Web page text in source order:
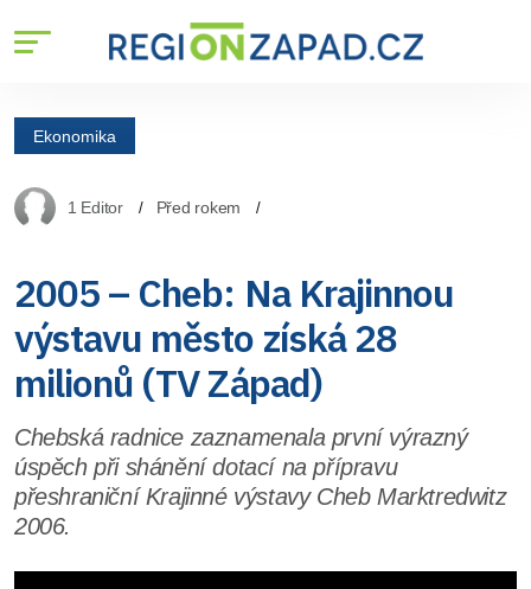
Ekonomika
1 Editor Před rokem
2005 – Cheb: Na Krajinnou
výstavu město získá 28
milionů (TV Západ)
Chebská radnice zaznamenala první výrazný
úspěch při shánění dotací na přípravu
přeshraniční Krajinné výstavy Cheb Marktredwitz
2006.